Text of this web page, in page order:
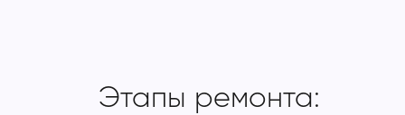
Этапы ремонта: